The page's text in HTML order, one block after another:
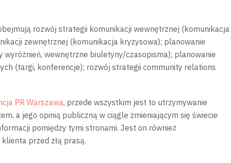
rozwój strategii komunikacji wewnętrznej (komunikacja
zewnętrznej (komunikacja kryzysowa); planowanie
wyróżnień, wewnętrzne biuletyny/czasopisma); planowanie
(targi, konferencje); rozwój strategii community relations
PR Warszawa, przede wszystkim jest to utrzymywanie
a jego opinią publiczną w ciągle zmieniającym się świecie
pomiędzy tymi stronami. Jest on również
przed złą prasą.